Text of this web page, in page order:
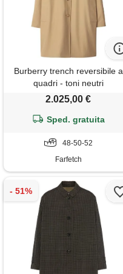
Burberry trench reversibile a
quadri - toni neutri
2.025,00 €
Sped. gratuita
48-50-52
Farfetch